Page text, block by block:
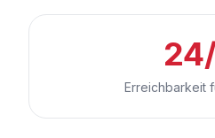
Erreichbarkeit